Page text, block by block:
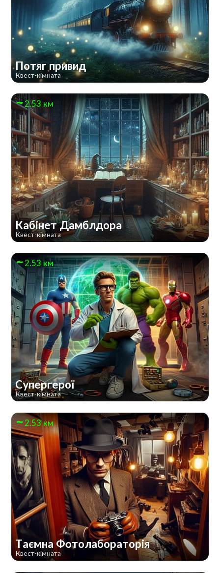
Потяг привид
Квест-кімната
2.53 км
Кабінет Дамблдора
Квест-кімната
2.53 км
Супергерої
Квест-кімната
2.53 км
Таємна Фотолабораторія
Квест-кімната